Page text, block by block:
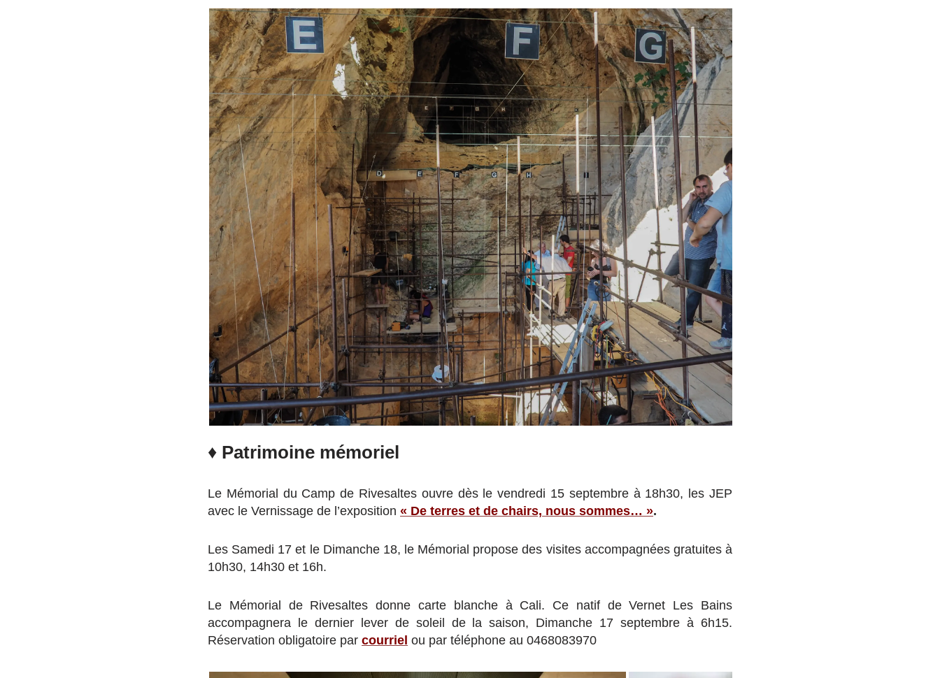
♦ Patrimoine mémoriel
Le Mémorial du Camp de Rivesaltes ouvre dès le vendredi 15 septembre à 18h30, les JEP
avec le Vernissage de l’exposition « De terres et de chairs, nous sommes… ».
Les Samedi 17 et le Dimanche 18, le Mémorial propose des visites accompagnées gratuites à
10h30, 14h30 et 16h.
Le Mémorial de Rivesaltes donne carte blanche à Cali. Ce natif de Vernet Les Bains
accompagnera le dernier lever de soleil de la saison, Dimanche 17 septembre à 6h15.
Réservation obligatoire par courriel ou par téléphone au 0468083970